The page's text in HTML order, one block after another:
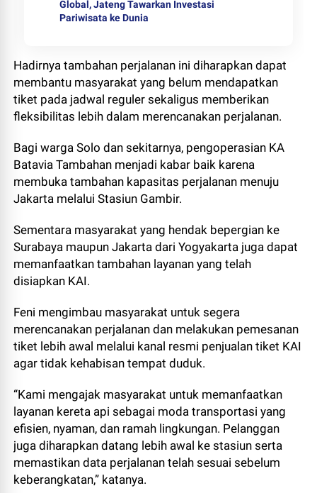
Global, Jateng Tawarkan Investasi
Pariwisata ke Dunia
Hadirnya tambahan perjalanan ini diharapkan dapat
membantu masyarakat yang belum mendapatkan
tiket pada jadwal reguler sekaligus memberikan
fleksibilitas lebih dalam merencanakan perjalanan.
Bagi warga Solo dan sekitarnya, pengoperasian KA
Batavia Tambahan menjadi kabar baik karena
membuka tambahan kapasitas perjalanan menuju
Jakarta melalui Stasiun Gambir.
Sementara masyarakat yang hendak bepergian ke
Surabaya maupun Jakarta dari Yogyakarta juga dapat
memanfaatkan tambahan layanan yang telah
disiapkan KAI.
Feni mengimbau masyarakat untuk segera
merencanakan perjalanan dan melakukan pemesanan
tiket lebih awal melalui kanal resmi penjualan tiket KAI
agar tidak kehabisan tempat duduk.
“Kami mengajak masyarakat untuk memanfaatkan
layanan kereta api sebagai moda transportasi yang
efisien, nyaman, dan ramah lingkungan. Pelanggan
juga diharapkan datang lebih awal ke stasiun serta
memastikan data perjalanan telah sesuai sebelum
keberangkatan,” katanya.